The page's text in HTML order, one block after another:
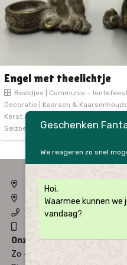
Engel met led vleugels –
cm
Fysieke winkel: Alfred
Webshop:
09 / 384 10 10
Onze Openingsuren
Zo – Ma
Geschenken
We reageren zo snel
Hoi,
Waarmee kunnen we
vandaag?